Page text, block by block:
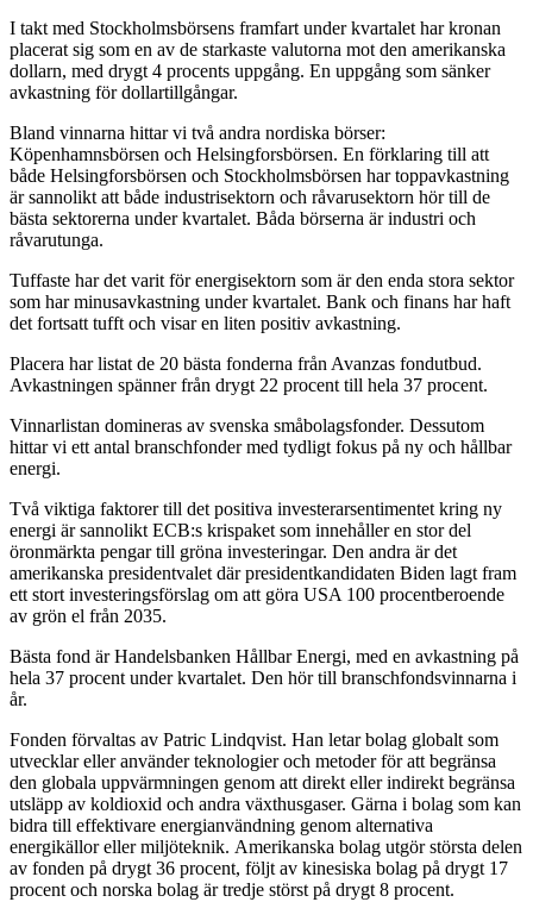
I takt med Stockholmsbörsens framfart under kvartalet har kronan
placerat sig som en av de starkaste valutorna mot den amerikanska
dollarn, med drygt 4 procents uppgång. En uppgång som sänker
avkastning för dollartillgångar.
Bland vinnarna hittar vi två andra nordiska börser:
Köpenhamnsbörsen och Helsingforsbörsen. En förklaring till att
både Helsingforsbörsen och Stockholmsbörsen har toppavkastning
är sannolikt att både industrisektorn och råvarusektorn hör till de
bästa sektorerna under kvartalet. Båda börserna är industri och
råvarutunga.
Tuffaste har det varit för energisektorn som är den enda stora sektor
som har minusavkastning under kvartalet. Bank och finans har haft
det fortsatt tufft och visar en liten positiv avkastning.
Placera har listat de 20 bästa fonderna från Avanzas fondutbud.
Avkastningen spänner från drygt 22 procent till hela 37 procent.
Vinnarlistan domineras av svenska småbolagsfonder. Dessutom
hittar vi ett antal branschfonder med tydligt fokus på ny och hållbar
energi.
Två viktiga faktorer till det positiva investerarsentimentet kring ny
energi är sannolikt ECB:s krispaket som innehåller en stor del
öronmärkta pengar till gröna investeringar. Den andra är det
amerikanska presidentvalet där presidentkandidaten Biden lagt fram
ett stort investeringsförslag om att göra USA 100 procentberoende
av grön el från 2035.
Bästa fond är Handelsbanken Hållbar Energi, med en avkastning på
hela 37 procent under kvartalet. Den hör till branschfondsvinnarna i
år.
Fonden förvaltas av Patric Lindqvist. Han letar bolag globalt som
utvecklar eller använder teknologier och metoder för att begränsa
den globala uppvärmningen genom att direkt eller indirekt begränsa
utsläpp av koldioxid och andra växthusgaser. Gärna i bolag som kan
bidra till effektivare energianvändning genom alternativa
energikällor eller miljöteknik. Amerikanska bolag utgör största delen
av fonden på drygt 36 procent, följt av kinesiska bolag på drygt 17
procent och norska bolag är tredje störst på drygt 8 procent.